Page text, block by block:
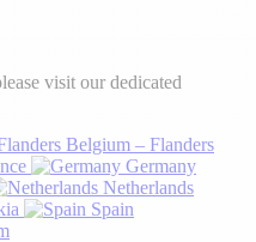
visit our dedicated
Belgium – Flanders
Germany
Netherlands
Spain